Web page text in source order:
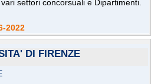
settori concorsuali e Dipartimenti.
2022
DI FIRENZE